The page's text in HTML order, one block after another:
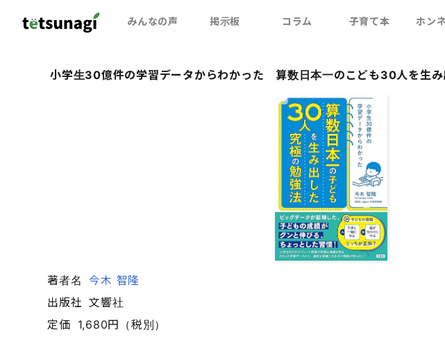
みんなの声 掲示板 コラム 子育て本 ホン
小学生30億件の学習データからわかった 算数日本一のこども30人を生み
著者名
今木 智隆
出版社 文響社
定価 1,680円（税別）